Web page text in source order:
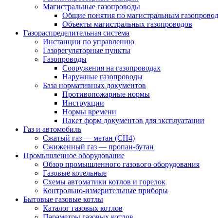
Магистральные газопроводы
Общие понятия по магистральным
Объекты магистральных газопроводов
Газораспределительная система
Инстанции по управлению
Газорегуляторные пункты
Газопроводы
Сооружения на газопроводах
Наружные газопроводы
База нормативных документов
Противопожарные нормы
Инструкции
Нормы времени
Пакет форм документов для эксплуатации
Газ и автомобиль
Сжатый газ — метан (CH4)
Сжиженный газ — пропан-бутан
Промышленное оборудование
Обзор промышленного газового оборудования
Газовые котельные
Схемы автоматики котлов и горелок
Контрольно-измерительные приборы
Бытовые газовые котлы
Каталог газовых котлов